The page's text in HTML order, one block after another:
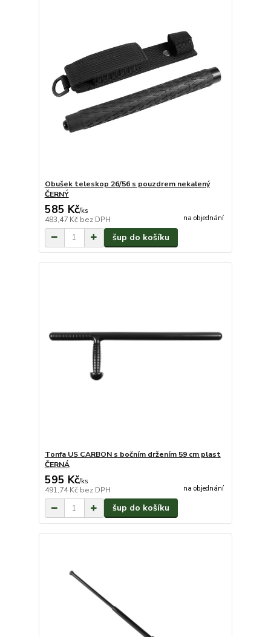
Obušek teleskop 26/56 s pouzdrem nekalený
ČERNÝ
585 Kč/ks
483,47 Kč bez DPH na objednání
šup do košíku
Tonfa US CARBON s bočním držením 59 cm plast
ČERNÁ
595 Kč/ks
491,74 Kč bez DPH na objednání
šup do košíku